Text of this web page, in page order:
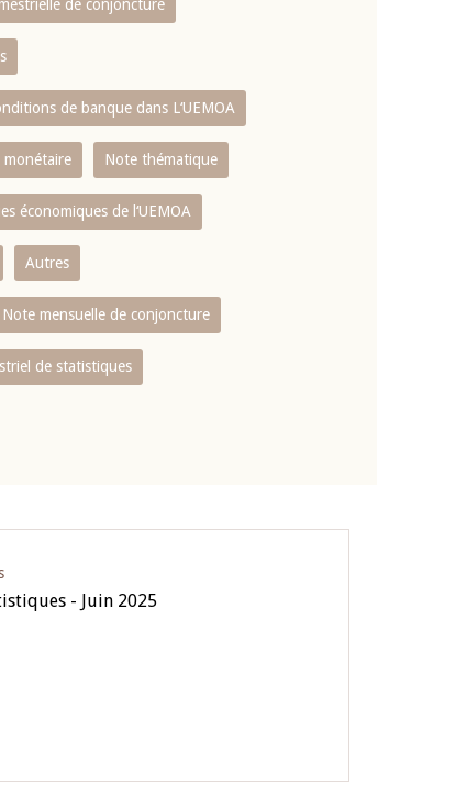
de conjoncture
de banque dans L‘UEMOA
Note thématique
économiques de l‘UEMOA
Autres
Note mensuelle de conjoncture
de statistiques
- Juin 2025